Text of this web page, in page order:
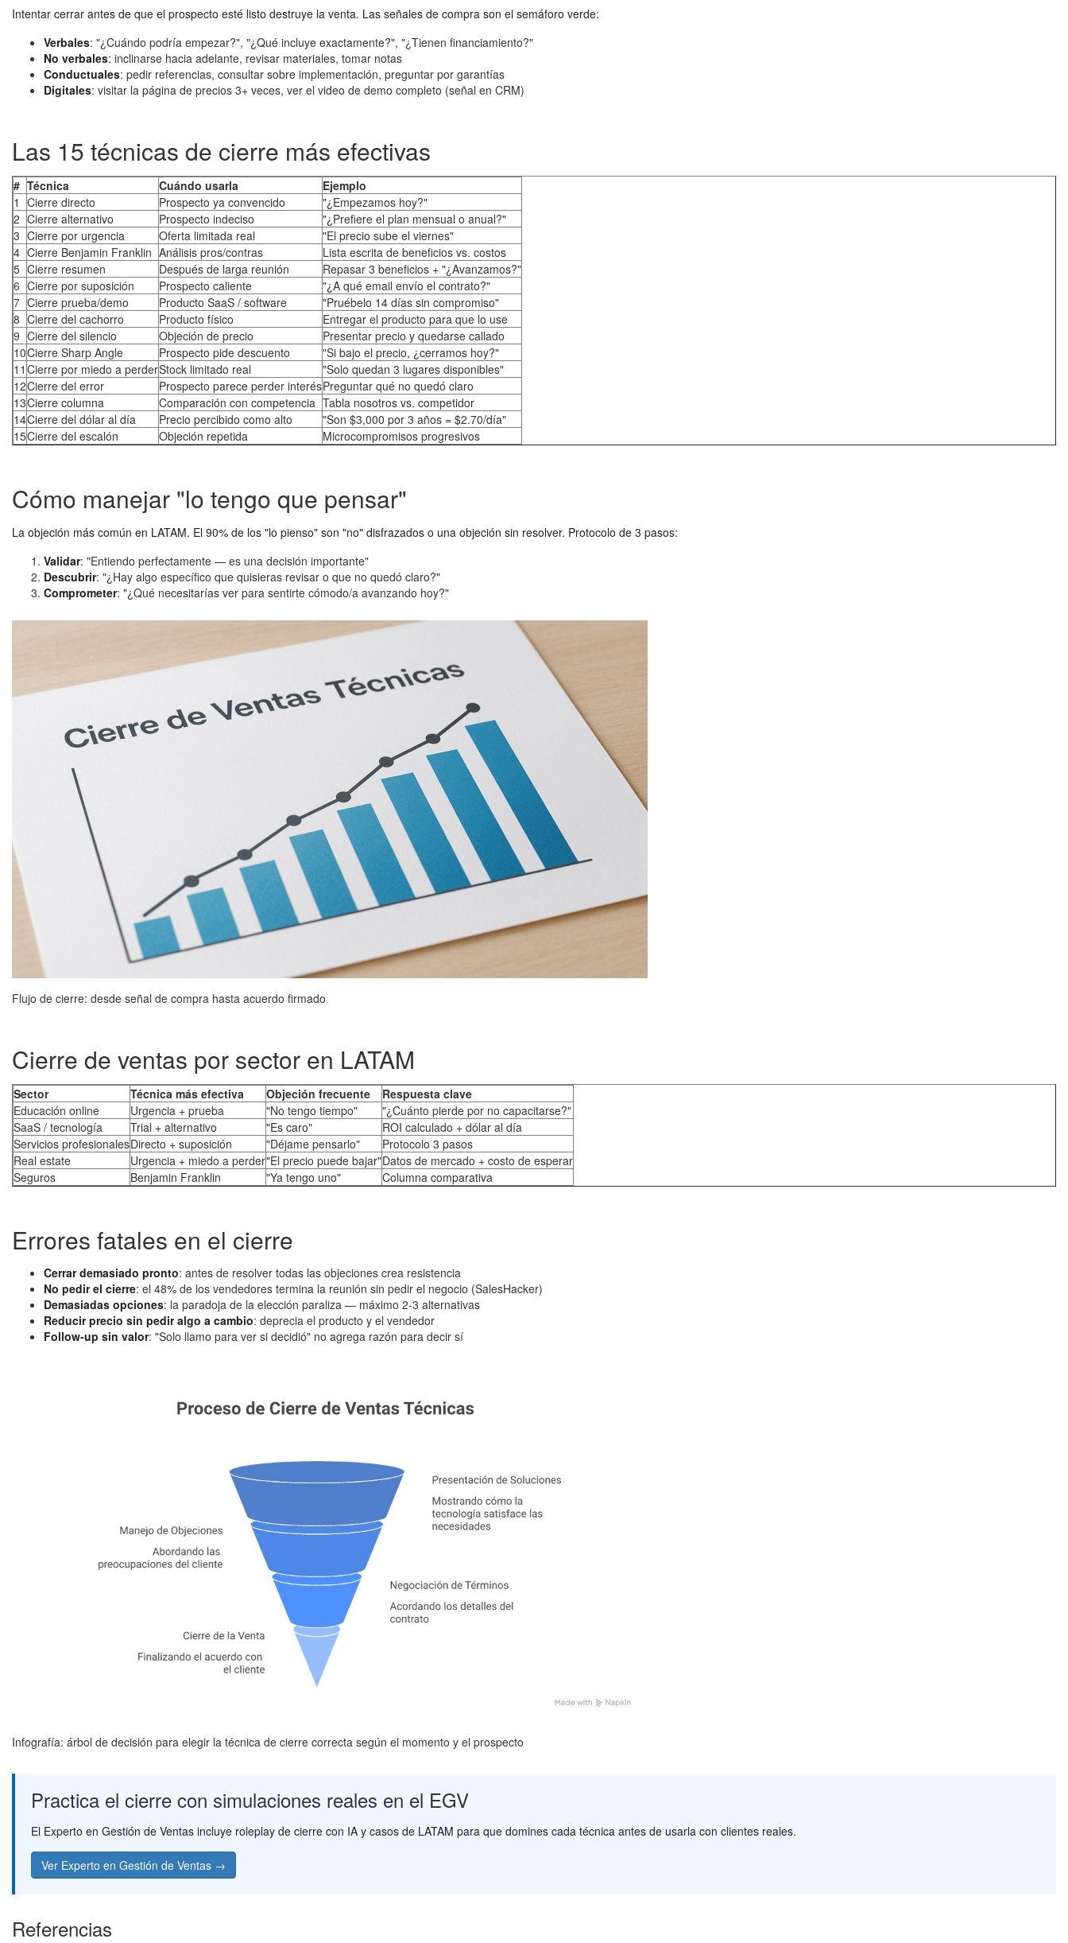
Intentar cerrar antes de que el prospecto esté listo destruye la venta. Las señales de compra son el semáforo verde:
Verbales: "¿Cuándo podría empezar?", "¿Qué incluye exactamente?", "¿Tienen financiamiento?"
No verbales: inclinarse hacia adelante, revisar materiales, tomar notas
Conductuales: pedir referencias, consultar sobre implementación, preguntar por garantías
Digitales: visitar la página de precios 3+ veces, ver el video de demo completo (señal en CRM)
Las 15 técnicas de cierre más efectivas
# Técnica Cuándo usarla
Ejemplo
1 Cierre directo Prospecto ya convencido
"¿Empezamos hoy?"
2 Cierre alternativo Prospecto indeciso
"¿Prefiere el plan mensual o anual?"
3 Cierre por urgencia Oferta limitada real
"El precio sube el viernes"
4 Cierre Benjamin Franklin Análisis pros/contras
Lista escrita de beneficios vs. costos
5 Cierre resumen Después de larga reunión
Repasar 3 beneficios + "¿Avanzamos?"
6 Cierre por suposición Prospecto caliente
"¿A qué email envío el contrato?"
7 Cierre prueba/demo Producto SaaS / software
"Pruébelo 14 días sin compromiso"
8 Cierre del cachorro Producto físico
Entregar el producto para que lo use
9 Cierre del silencio Objeción de precio
Presentar precio y quedarse callado
10Cierre Sharp Angle Prospecto pide descuento
"Si bajo el precio, ¿cerramos hoy?"
11 Cierre por miedo a perderStock limitado real
"Solo quedan 3 lugares disponibles"
12Cierre del error Prospecto parece perder interésPreguntar qué no quedó claro
13Cierre columna Comparación con competencia Tabla nosotros vs. competidor
14Cierre del dólar al día Precio percibido como alto
"Son $3,000 por 3 años = $2.70/día"
15Cierre del escalón Objeción repetida Microcompromisos progresivos
Cómo manejar "lo tengo que pensar"
La objeción más común en LATAM. El 90% de los "lo pienso" son "no" disfrazados o una objeción sin resolver. Protocolo de 3 pasos:
Validar: "Entiendo perfectamente — es una decisión importante"
Descubrir: "¿Hay algo específico que quisieras revisar o que no quedó claro?"
Comprometer: "¿Qué necesitarías ver para sentirte cómodo/a avanzando hoy?"
Flujo de cierre: desde señal de compra hasta acuerdo firmado
Cierre de ventas por sector en LATAM
Sector Técnica más efectiva Objeción frecuente
Respuesta clave
Educación online
Urgencia + prueba "No tengo tiempo"
"¿Cuánto pierde por no capacitarse?"
SaaS / tecnología
Trial + alternativo "Es caro"
ROI calculado + dólar al día
Servicios profesionalesDirecto + suposición "Déjame pensarlo"
Protocolo 3 pasos
Real estate
Urgencia + miedo a perder"El precio puede bajar"Datos de mercado + costo de esperar
Seguros
Benjamin Franklin "Ya tengo uno" Columna comparativa
Errores fatales en el cierre
Cerrar demasiado pronto: antes de resolver todas las objeciones crea resistencia
No pedir el cierre: el 48% de los vendedores termina la reunión sin pedir el negocio (SalesHacker)
Demasiadas opciones: la paradoja de la elección paraliza — máximo 2-3 alternativas
Reducir precio sin pedir algo a cambio: deprecia el producto y el vendedor
Follow-up sin valor: "Solo llamo para ver si decidió" no agrega razón para decir sí
Infografía: árbol de decisión para elegir la técnica de cierre correcta según el momento y el prospecto
Practica el cierre con simulaciones reales en el EGV
El Experto en Gestión de Ventas incluye roleplay de cierre con IA y casos de LATAM para que domines cada técnica antes de usarla con clientes reales.
Ver Experto en Gestión de Ventas →
Referencias